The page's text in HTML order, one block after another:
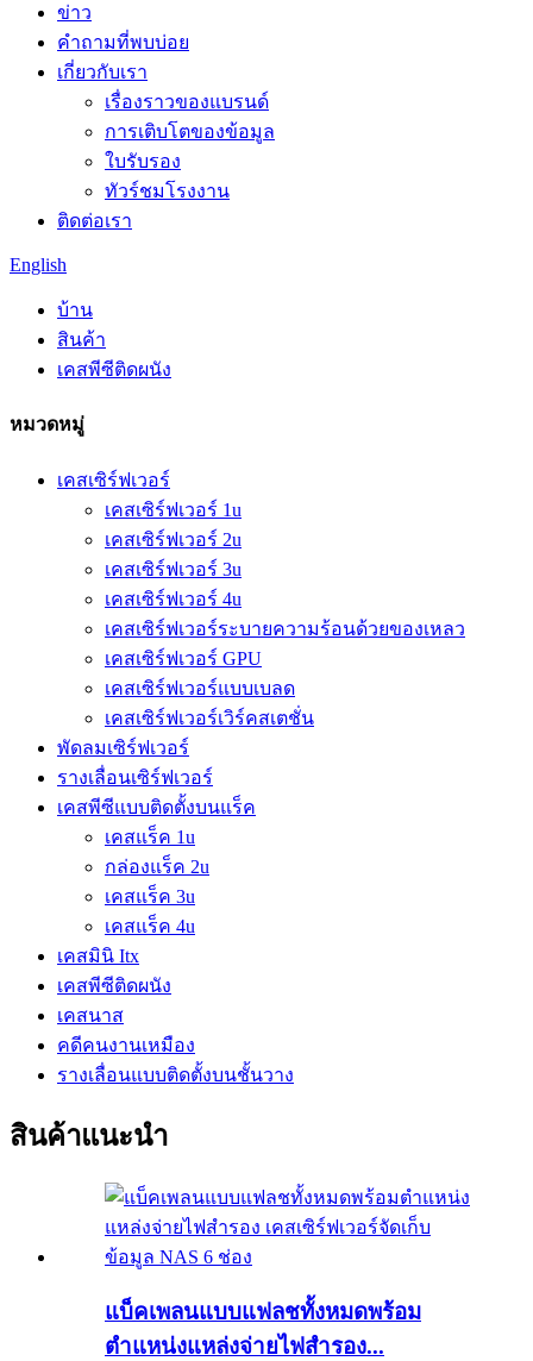
ข่าว
คำถามที่พบบ่อย
เกี่ยวกับเรา
เรื่องราวของแบรนด์
การเติบโตของข้อมูล
ใบรับรอง
ทัวร์ชมโรงงาน
ติดต่อเรา
English
บ้าน
สินค้า
เคสพีซีติดผนัง
หมวดหมู่
เคสเซิร์ฟเวอร์
เคสเซิร์ฟเวอร์ 1u
เคสเซิร์ฟเวอร์ 2u
เคสเซิร์ฟเวอร์ 3u
เคสเซิร์ฟเวอร์ 4u
เคสเซิร์ฟเวอร์ระบายความร้อนด้วยของเหลว
เคสเซิร์ฟเวอร์ GPU
เคสเซิร์ฟเวอร์แบบเบลด
เคสเซิร์ฟเวอร์เวิร์คสเตชั่น
พัดลมเซิร์ฟเวอร์
รางเลื่อนเซิร์ฟเวอร์
เคสพีซีแบบติดตั้งบนแร็ค
เคสแร็ค 1u
กล่องแร็ค 2u
เคสแร็ค 3u
เคสแร็ค 4u
เคสมินิ Itx
เคสพีซีติดผนัง
เคสนาส
คดีคนงานเหมือง
รางเลื่อนแบบติดตั้งบนชั้นวาง
สินค้าแนะนำ
แบ็คเพลนแบบแฟลชทั้งหมดพร้อม
ตำแหน่งแหล่งจ่ายไฟสำรอง...